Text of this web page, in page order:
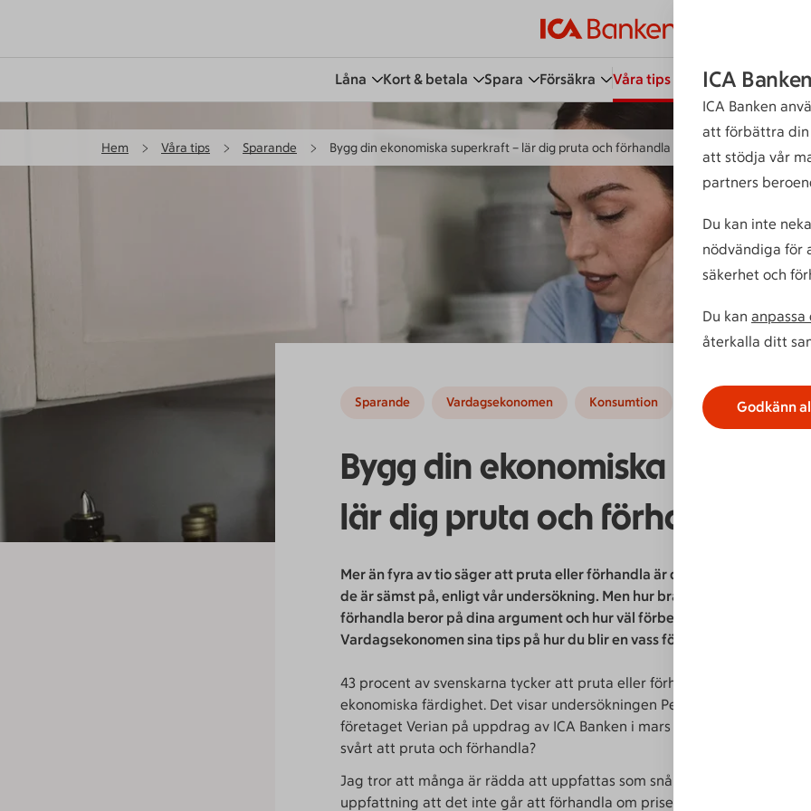
Låna Kort & betala Spara Försäkra Våra tips Kundservice Bli
Hem Våra tips Sparande Bygg din ekonomiska superkraft – lär dig pruta och förhandla
Sparande Vardagsekonomen Konsumtion
Bygg din ekonomiska
lär dig pruta och förhandla
Mer än fyra av tio säger att pruta eller förhandla är den ekonomiska
de är sämst på, enligt vår undersökning. Men hur bra du lyckas pruta eller
förhandla beror på dina argument och hur väl förberedd du är. Här ger
Vardagsekonomen sina tips på hur du blir en vass förhandlare.
43 procent av svenskarna tycker att pruta eller förhandla är deras
ekonomiska färdighet. Det visar undersökningen Pengakollen, som
företaget Verian på uppdrag av ICA Banken i mars 2024. Men varför är
svårt att pruta och förhandla?
Jag tror att många är rädda att uppfattas som snåla. Det är också en
uppfattning att det inte går att förhandla om priserna i butiken. Men hur
ICA
ICA Banken
att förbättra din
att stödja vår
partners
Du kan inte
nödvändiga för
säkerhet och
Du kan anpassa
återkalla ditt
Godkänn